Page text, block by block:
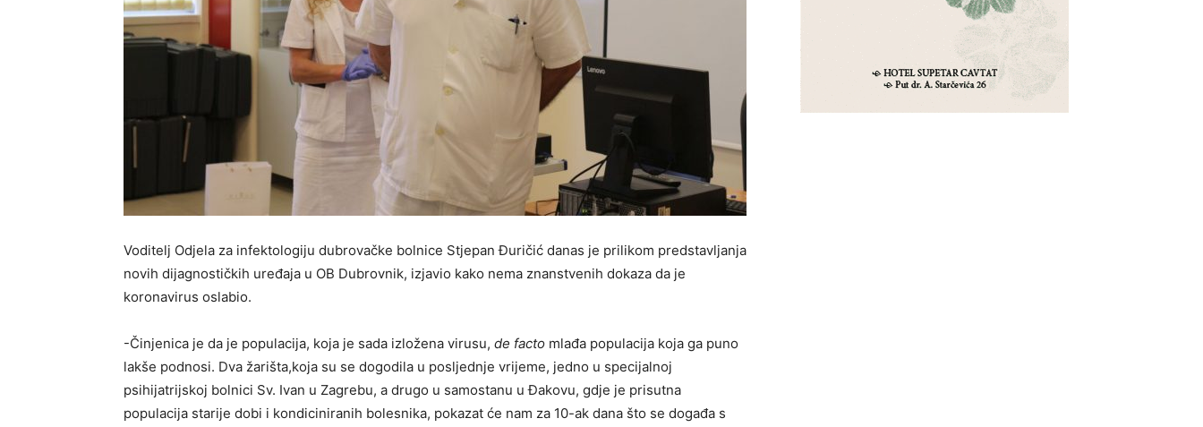
Voditelj Odjela za infektologiju dubrovačke bolnice Stjepan Đuričić danas je prilikom predstavljanja
novih dijagnostičkih uređaja u OB Dubrovnik, izjavio kako nema znanstvenih dokaza da je
koronavirus oslabio.
-Činjenica je da je populacija, koja je sada izložena virusu, de facto mlađa populacija koja ga puno
lakše podnosi. Dva žarišta,koja su se dogodila u posljednje vrijeme, jedno u specijalnoj
psihijatrijskoj bolnici Sv. Ivan u Zagrebu, a drugo u samostanu u Đakovu, gdje je prisutna
populacija starije dobi i kondiciniranih bolesnika, pokazat će nam za 10-ak dana što se događa s